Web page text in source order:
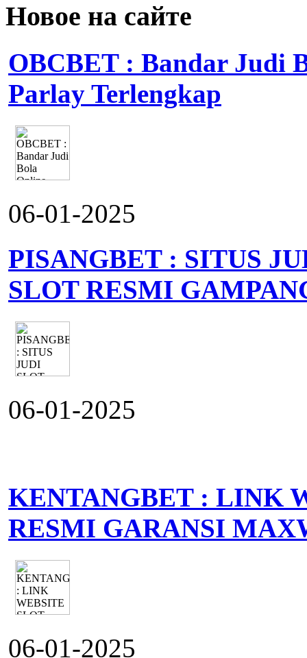
Новое на сайте
OBCBET : Bandar Judi
Parlay Terlengkap
06-01-2025
PISANGBET : SITUS
SLOT RESMI
06-01-2025
KENTANGBET : LINK
RESMI GARANSI
06-01-2025